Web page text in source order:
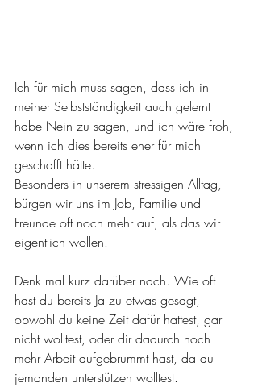
Ich für mich muss sagen, dass ich in
meiner Selbstständigkeit auch gelernt
habe Nein zu sagen, und ich wäre froh,
wenn ich dies bereits eher für mich
geschafft hätte.
Besonders in unserem stressigen Alltag,
bürgen wir uns im Job, Familie und
Freunde oft noch mehr auf, als das wir
eigentlich wollen.
Denk mal kurz darüber nach. Wie oft
hast du bereits Ja zu etwas gesagt,
obwohl du keine Zeit dafür hattest, gar
nicht wolltest, oder dir dadurch noch
mehr Arbeit aufgebrummt hast, da du
jemanden unterstützen wolltest.